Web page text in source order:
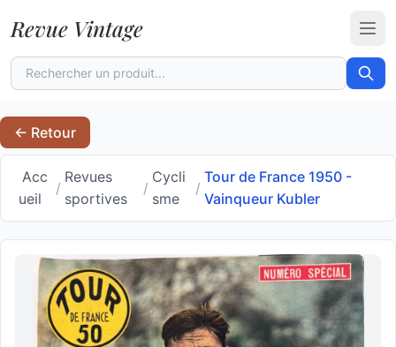
Revue Vintage
← Retour
Acc
ueil
/
Revues
sportives
/
Cycli
sme
/
Tour de France 1950 -
Vainqueur Kubler